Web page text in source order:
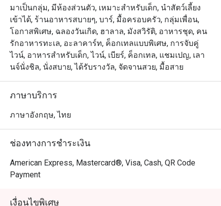
เลิศจากพนักงานของเรา เดอะ ลิฟวิ่ง รูมจึงเป็นสถานที่ๆ
เหมาะสมที่สุดเพื่อการพักผ่อนกับคนรู้ใจ หรือสังสรรค์กับ
มาเป็นกลุ่ม, มีห้องส่วนตัว, เหมาะสำหรับเด็ก, นำสัตว์เลี้ยง
เข้าได้, ร้านอาหารสบายๆ, บาร์, มื้อครอบครัว, กลุ่มเพื่อน,
โอกาสพิเศษ, ฉลองวันเกิด, ฮาลาล, มังสวิรัติ, อาหารชุด, คน
รักอาหารทะเล, อะลาคาร์ท, ค็อกเทลแบบพิเศษ, การจับคู่
ไวน์, อาหารสำหรับเด็ก, ไวน์, เบียร์, ค็อกเทล, แชมเปญ, เลา
นจ์นั่งชิล, นั่งสบาย, ได้รับรางวัล, จัดจานสวย, มื้อสาย
ภาษาบริการ
ภาษาอังกฤษ, ไทย
ช่องทางการชำระเงิน
American Express, Mastercard®, Visa, Cash, QR Code
Payment
เงื่อนไขพิเศษ